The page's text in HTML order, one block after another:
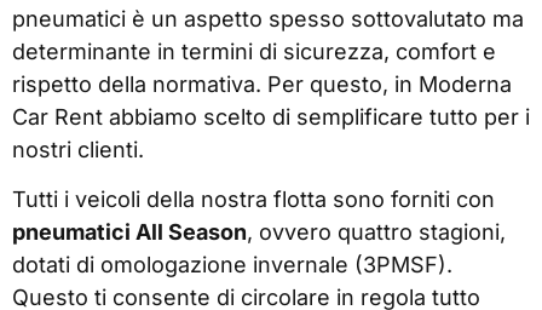
pneumatici è un aspetto spesso sottovalutato ma
determinante in termini di sicurezza, comfort e
rispetto della normativa. Per questo, in Moderna
Car Rent abbiamo scelto di semplificare tutto per i
nostri clienti.
Tutti i veicoli della nostra flotta sono forniti con
pneumatici All Season, ovvero quattro stagioni,
dotati di omologazione invernale (3PMSF).
Questo ti consente di circolare in regola tutto